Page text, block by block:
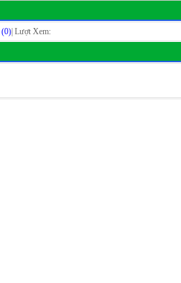
(0) | Lượt Xem: